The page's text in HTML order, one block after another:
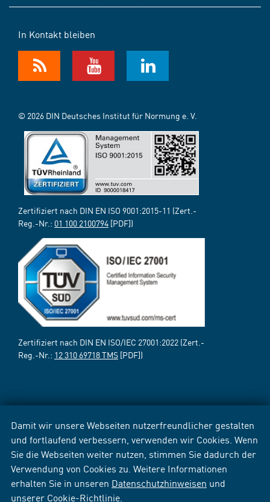
Damit wir unsere Webseiten nutzerfreundlicher gestalten
und fortlaufend verbessern, verwenden wir Cookies. Wenn
Sie die Webseiten weiter nutzen, stimmen Sie dadurch der
Verwendung von Cookies zu. Weitere Informationen
erhalten Sie in unseren Datenschutzhinweisen und
unserer Cookie-Richtlinie
In Kontakt bleiben
© 2026 DIN Deutsches Institut für Normung e. V.
Zertifiziert nach DIN EN ISO 9001:2015-11 (Zert.-
Reg.-Nr.: 01 100 2100794 [PDF])
Zertifiziert nach DIN EN ISO/IEC 27001:2022 (Zert.-
Reg.-Nr.: 12 310 69718 TMS [PDF])